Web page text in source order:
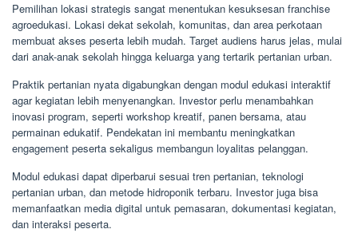
Pemilihan lokasi strategis sangat menentukan kesuksesan franchise
agroedukasi. Lokasi dekat sekolah, komunitas, dan area perkotaan
membuat akses peserta lebih mudah. Target audiens harus jelas, mulai
dari anak-anak sekolah hingga keluarga yang tertarik pertanian urban.
Praktik pertanian nyata digabungkan dengan modul edukasi interaktif
agar kegiatan lebih menyenangkan. Investor perlu menambahkan
inovasi program, seperti workshop kreatif, panen bersama, atau
permainan edukatif. Pendekatan ini membantu meningkatkan
engagement peserta sekaligus membangun loyalitas pelanggan.
Modul edukasi dapat diperbarui sesuai tren pertanian, teknologi
pertanian urban, dan metode hidroponik terbaru. Investor juga bisa
memanfaatkan media digital untuk pemasaran, dokumentasi kegiatan,
dan interaksi peserta.